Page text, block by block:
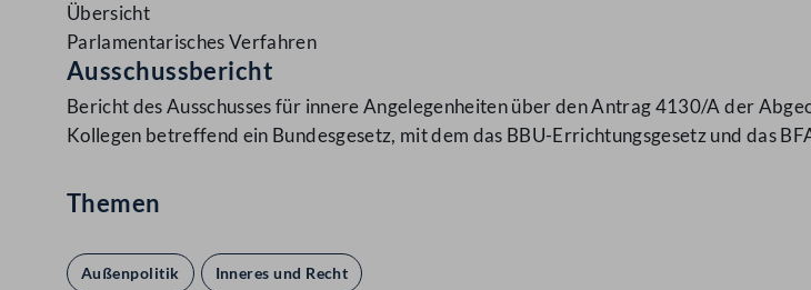
Übersicht
Parlamentarisches Verfahren
Ausschussbericht
Bericht des Ausschusses für innere Angelegenheiten über den Antrag 4130/A der
Kollegen betreffend ein Bundesgesetz, mit dem das BBU-Errichtungsgesetz und das
Themen
Außenpolitik Inneres und Recht